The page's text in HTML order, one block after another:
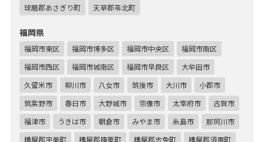
球磨郡あさぎり町 天草郡苓北町
福岡県
福岡市東区 福岡市博多区 福岡市中央区
福岡市南区
福岡市西区
福岡市城南区 福岡市早良区
大牟田市
久留米市
柳川市 八女市 筑後市 大川市
小郡市
筑紫野市
春日市 大野城市 宗像市 太宰府市
古賀市
福津市
うきは市 朝倉市 みやま市 糸島市
那珂川市
糟屋郡宇美町
糟屋郡篠栗町 糟屋郡志免町
糟屋郡須惠町